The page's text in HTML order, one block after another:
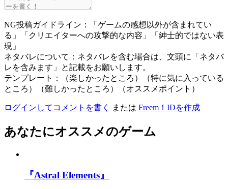
NG投稿ガイドライン：「ゲームの感想以外が含まれてい
る」「クリエイターへの攻撃的な内容」「紳士的ではない表
現」
ネタバレについて：ネタバレを含む場合は、文頭に「ネタバ
レを含みます」と記載をお願いします。
テンプレート：（楽しかったところ）（特に気に入っている
ところ）（難しかったところ）（オススメポイント）
ログインしてコメントを書く または Freem！IDを作成
あなたにオススメのゲーム
『Astral Elements』